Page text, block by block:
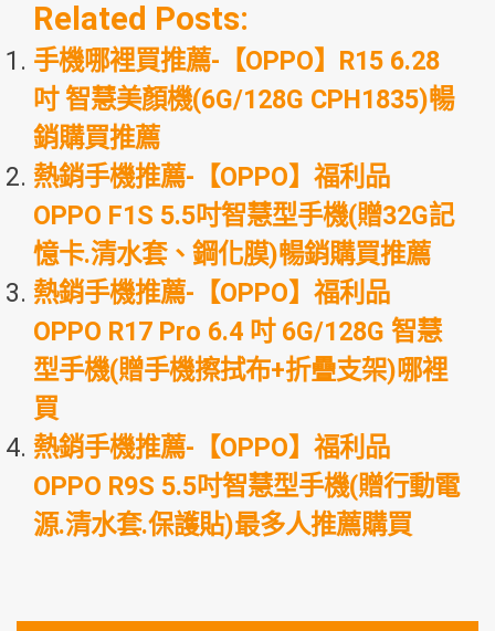
Related Posts:
手機哪裡買推薦-【OPPO】R15 6.28
吋 智慧美顏機(6G/128G CPH1835)暢
銷購買推薦
熱銷手機推薦-【OPPO】福利品
OPPO F1S 5.5吋智慧型手機(贈32G記
憶卡.清水套、鋼化膜)暢銷購買推薦
熱銷手機推薦-【OPPO】福利品
OPPO R17 Pro 6.4 吋 6G/128G 智慧
型手機(贈手機擦拭布+折疊支架)哪裡
買
熱銷手機推薦-【OPPO】福利品
OPPO R9S 5.5吋智慧型手機(贈行動電
源.清水套.保護貼)最多人推薦購買